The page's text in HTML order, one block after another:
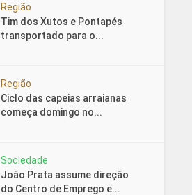
Região
Tim dos Xutos e Pontapés
transportado para o...
Região
Ciclo das capeias arraianas
começa domingo no...
Sociedade
João Prata assume direção
do Centro de Emprego e...